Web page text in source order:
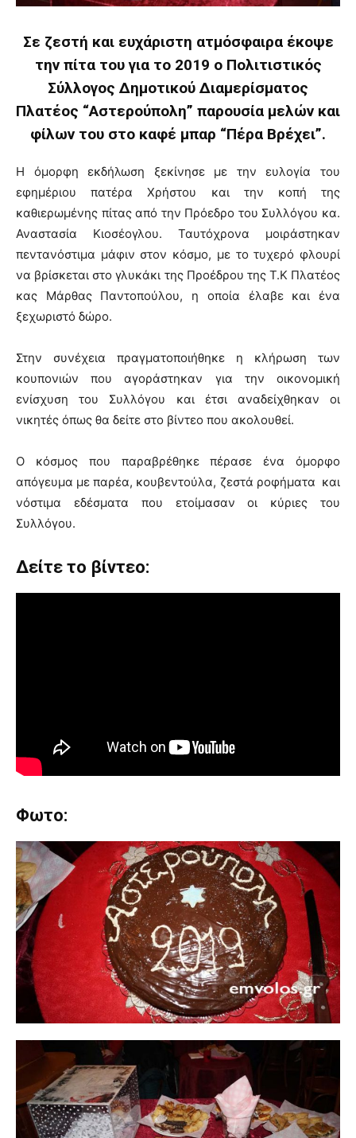
Σε ζεστή και ευχάριστη ατμόσφαιρα έκοψε
την πίτα του για το 2019 ο Πολιτιστικός
Σύλλογος Δημοτικού Διαμερίσματος
Πλατέος “Αστερούπολη” παρουσία μελών και
φίλων του στο καφέ μπαρ “Πέρα Βρέχει”.
Η όμορφη εκδήλωση ξεκίνησε με την ευλογία του
εφημέριου πατέρα Χρήστου και την κοπή της
καθιερωμένης πίτας από την Πρόεδρο του Συλλόγου κα.
Αναστασία Κιοσέογλου. Ταυτόχρονα μοιράστηκαν
πεντανόστιμα μάφιν στον κόσμο, με το τυχερό φλουρί
να βρίσκεται στο γλυκάκι της Προέδρου της Τ.Κ Πλατέος
κας Μάρθας Παντοπούλου, η οποία έλαβε και ένα
ξεχωριστό δώρο.
Στην συνέχεια πραγματοποιήθηκε η κλήρωση των
κουπονιών που αγοράστηκαν για την οικονομική
ενίσχυση του Συλλόγου και έτσι αναδείχθηκαν οι
νικητές όπως θα δείτε στο βίντεο που ακολουθεί.
Ο κόσμος που παραβρέθηκε πέρασε ένα όμορφο
απόγευμα με παρέα, κουβεντούλα, ζεστά ροφήματα και
νόστιμα εδέσματα που ετοίμασαν οι κύριες του
Συλλόγου.
Δείτε το βίντεο:
Φωτο: